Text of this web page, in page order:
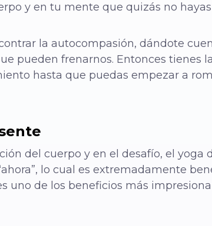
y en tu mente que quizás no
la autocompasión, dándote
pueden frenarnos. Entonces tienes
hasta que puedas empezar a
del cuerpo y en el desafío, el yoga
lo cual es extremadamente
uno de los beneficios más